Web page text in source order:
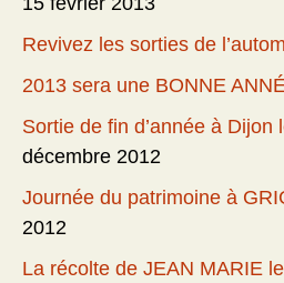
Revivez les sorties de
2013 sera une BONNE
Sortie de fin d’année à Dijon
décembre 2012
Journée du patrimoine à
2012
La récolte de JEAN MARIE